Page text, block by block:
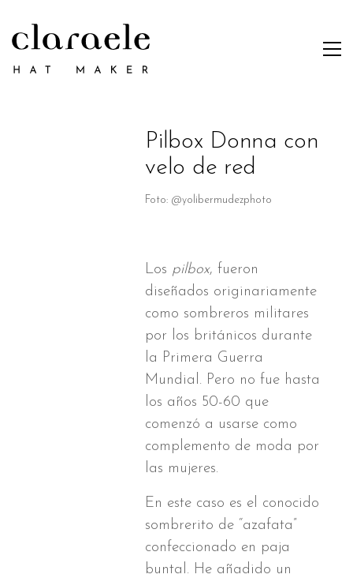
Pilbox Donna con
velo de red
Foto: @yolibermudezphoto
Los pilbox, fueron
diseñados originariamente
como sombreros militares
por los británicos durante
la Primera Guerra
Mundial. Pero no fue hasta
los años 50-60 que
comenzó a usarse como
complemento de moda por
las mujeres.
En este caso es el conocido
sombrerito de “azafata”
confeccionado en paja
buntal. He añadido un